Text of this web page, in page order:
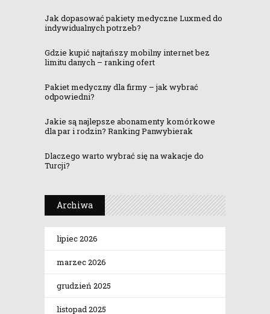
Jak dopasować pakiety medyczne Luxmed do
indywidualnych potrzeb?
Gdzie kupić najtańszy mobilny internet bez
limitu danych – ranking ofert
Pakiet medyczny dla firmy – jak wybrać
odpowiedni?
Jakie są najlepsze abonamenty komórkowe
dla par i rodzin? Ranking Panwybierak
Dlaczego warto wybrać się na wakacje do
Turcji?
Archiwa
lipiec 2026
marzec 2026
grudzień 2025
listopad 2025